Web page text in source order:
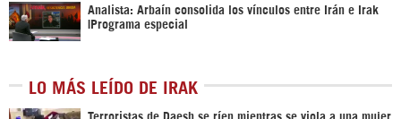
Analista: Arbaín consolida los vínculos entre Irán e Irak
|Programa especial
LO MÁS LEÍDO DE IRAK
Terroristas de Daesh se ríen mientras se viola a una mujer